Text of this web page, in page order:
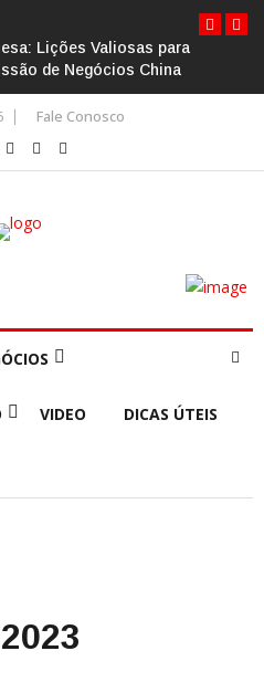
Lições Valiosas para
de Negócios China
Fale Conosco
VIDEO DICAS ÚTEIS